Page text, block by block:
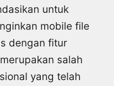
untuk
mobile file
dengan fitur
salah
yang telah